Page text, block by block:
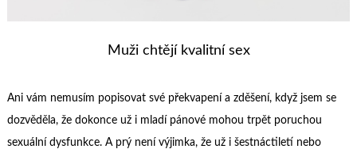
Muži chtějí kvalitní sex
Ani vám nemusím popisovat své překvapení a zděšení, když jsem se
dozvěděla, že dokonce už i mladí pánové mohou trpět poruchou
sexuální dysfunkce. A prý není výjimka, že už i šestnáctiletí nebo